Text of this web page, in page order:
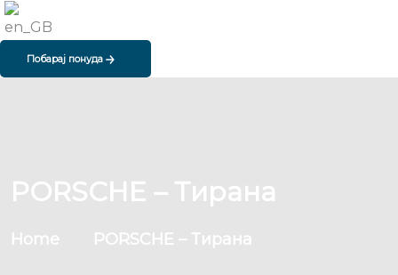
Побарај понуда
PORSCHE – Тирана
Home PORSCHE – Тирана